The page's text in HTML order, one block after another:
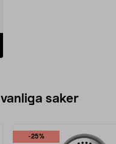
saker
-25%